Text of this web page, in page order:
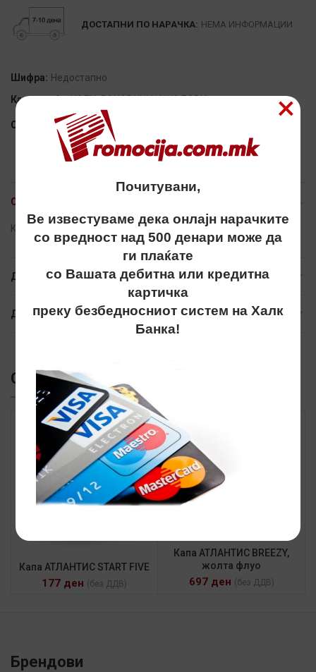
ДОСТАПНИ ПО НАРАЧКА: НЕМА ИНФОРМАЦИИ
Шифра: Недостапно
Категорија:КАПИ, РАКАВИЦИ И ШАЛОВИ
Сподели
ОПИС
Kapa, kapi, капа, капи, atlantis, zimski, zimska, зимски, зимска
ДОПОЛНИТЕЛНИ ИНФОРМАЦИИ
ДОСТАВА
СЛИЧНИ ПРОИЗВОДИ
НАЈ. . .
Капа АТЛАНТИС START FIVE
177 ден (без ДДВ)
Капа АТЛАНТИС BREEZY,
жолта флуо
697 ден (без ДДВ)
Брендови
Почитувани,
Ве известуваме дека онлајн нарачките
со вредност над 500 денари може да
ги плаќате
со Вашата дебитна или кредитна
картичка
преку безбедносниот систем на Халк
Банка!
×